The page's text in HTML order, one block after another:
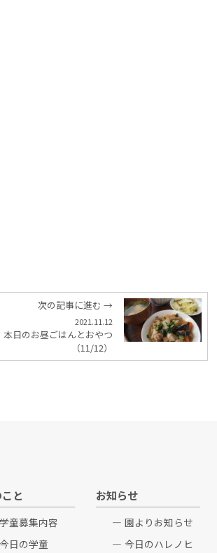
次の記事に進む →
2021.11.12
本日のお昼ごはんとおやつ
（11/12）
と
学童募集内容
今日の学童
お知らせ
園よりお知らせ
今日のハレノヒ